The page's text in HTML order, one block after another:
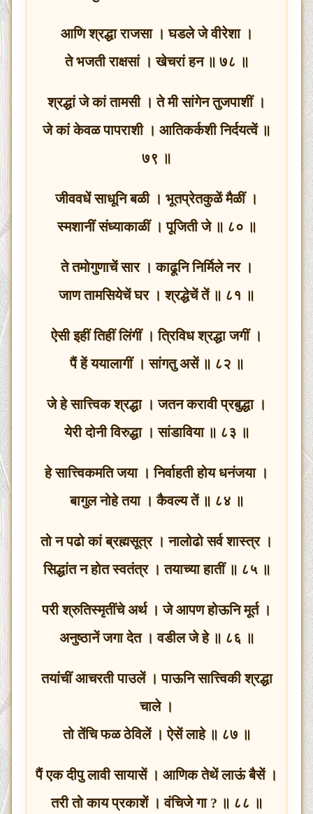
आणि श्रद्धा राजसा । घडले जे वीरेशा ।
ते भजती राक्षसां । खेचरां हन ॥ ७८ ॥
श्रद्धां जे कां तामसी । ते मी सांगेन तुजपाशीं ।
जे कां केवळ पापराशी । आतिकर्कशी निर्दयत्वें ॥
७९ ॥
जीववधें साधूनि बळी । भूतप्रेतकुळें मैळीं ।
स्मशानीं संध्याकाळीं । पूजिती जे ॥ ८० ॥
ते तमोगुणाचें सार । काढूनि निर्मिले नर ।
जाण तामसियेचें घर । श्रद्धेचें तें ॥ ८१ ॥
ऐसी इहीं तिहीं लिंगीं । त्रिविध श्रद्धा जगीं ।
पैं हें ययालागीं । सांगतु असें ॥ ८२ ॥
जे हे सात्त्विक श्रद्धा । जतन करावी प्रबुद्धा ।
येरी दोनी विरुद्धा । सांडाविया ॥ ८३ ॥
हे सात्त्विकमति जया । निर्वाहती होय धनंजया ।
बागुल नोहे तया । कैवल्य तें ॥ ८४ ॥
तो न पढो कां ब्रह्मसूत्र । नालोढो सर्व शास्त्र ।
सिद्धांत न होत स्वतंत्र । तयाच्या हातीं ॥ ८५ ॥
परी श्रुतिस्मृतींचे अर्थ । जे आपण होऊनि मूर्त ।
अनुष्ठानें जगा देत । वडील जे हे ॥ ८६ ॥
तयांचीं आचरती पाउलें । पाऊनि सात्त्विकी श्रद्धा
चाले ।
तो तेंचि फळ ठेविलें । ऐसें लाहे ॥ ८७ ॥
पैं एक दीपु लावी सायासें । आणिक तेथें लाऊं बैसें ।
तरी तो काय प्रकाशें । वंचिजे गा ? ॥ ८८ ॥